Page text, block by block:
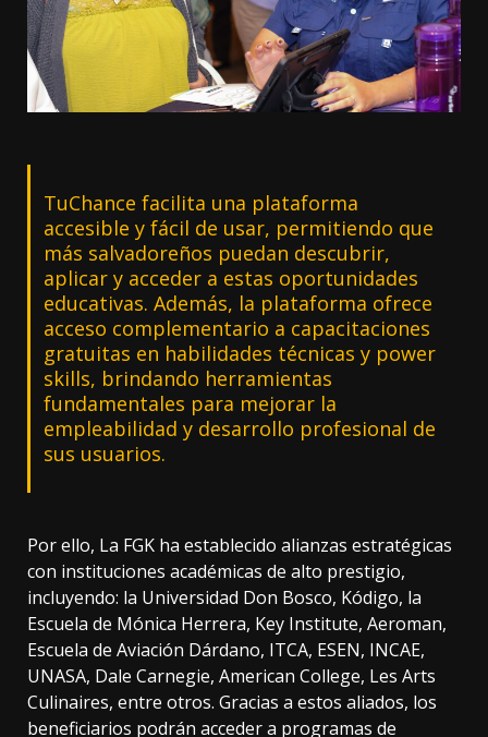
TuChance facilita una plataforma
accesible y fácil de usar, permitiendo que
más salvadoreños puedan descubrir,
aplicar y acceder a estas oportunidades
educativas. Además, la plataforma ofrece
acceso complementario a capacitaciones
gratuitas en habilidades técnicas y power
skills, brindando herramientas
fundamentales para mejorar la
empleabilidad y desarrollo profesional de
sus usuarios.
Por ello, La FGK ha establecido alianzas estratégicas
con instituciones académicas de alto prestigio,
incluyendo: la Universidad Don Bosco, Kódigo, la
Escuela de Mónica Herrera, Key Institute, Aeroman,
Escuela de Aviación Dárdano, ITCA, ESEN, INCAE,
UNASA, Dale Carnegie, American College, Les Arts
Culinaires, entre otros. Gracias a estos aliados, los
beneficiarios podrán acceder a programas de